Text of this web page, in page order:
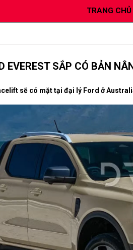
TRANG CHỦ
EVEREST SẮP CÓ BẢN
sẽ có mặt tại đại lý Ford ở